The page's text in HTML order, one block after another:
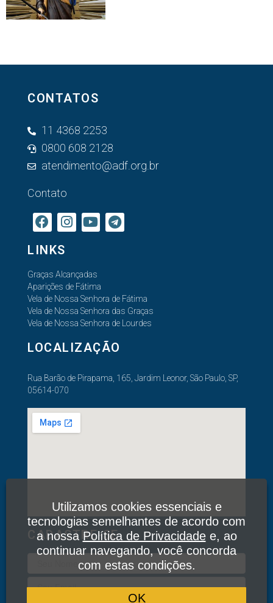
CONTATOS
11 4368 2253
0800 608 2128
atendimento@adf.org.br
Contato
LINKS
Graças Alcançadas
Aparições de Fátima
Vela de Nossa Senhora de Fátima
Vela de Nossa Senhora das Graças
Vela de Nossa Senhora de Lourdes
LOCALIZAÇÃO
Rua Barão de Pirapama, 165, Jardim Leonor, São Paulo, SP,
05614-070
CADASTRE-SE
Utilizamos cookies essenciais e
tecnologias semelhantes de acordo com
a nossaPolítica de Privacidadee, ao
continuar navegando, você concorda
com estas condições.
OK